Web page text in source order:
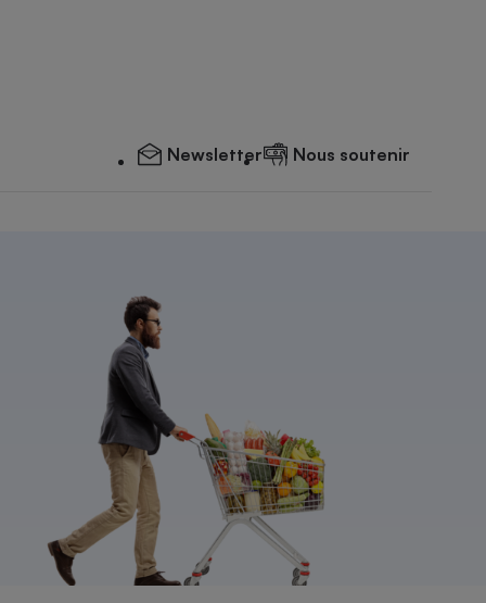
Newsletter Nous soutenir